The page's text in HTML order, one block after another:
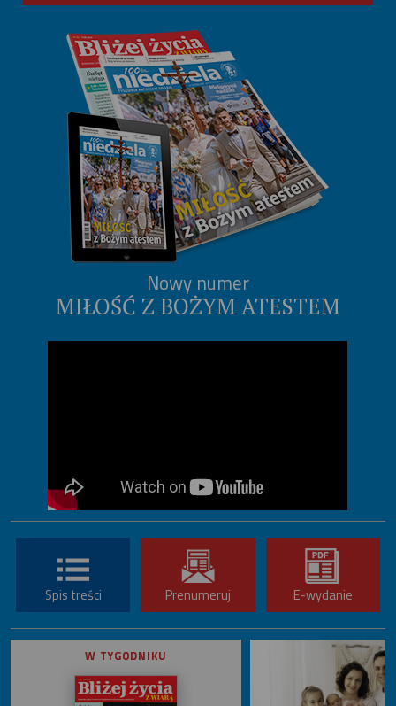
Nowy numer
MIŁOŚĆ Z BOŻYM ATESTEM
Spis treści Prenumeruj E-wydanie
W TYGODNIKU